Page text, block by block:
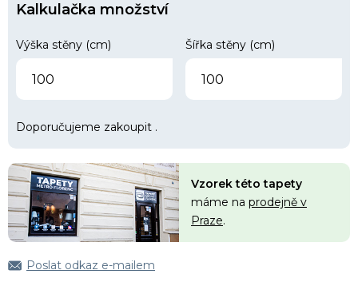
Kalkulačka množství
Výška stěny (cm) Šířka stěny (cm)
Doporučujeme zakoupit .
Vzorek této tapety
máme na prodejně v
Praze.
Poslat odkaz e-mailem